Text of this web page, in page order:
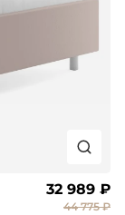
32 989 ₽
44 775 ₽